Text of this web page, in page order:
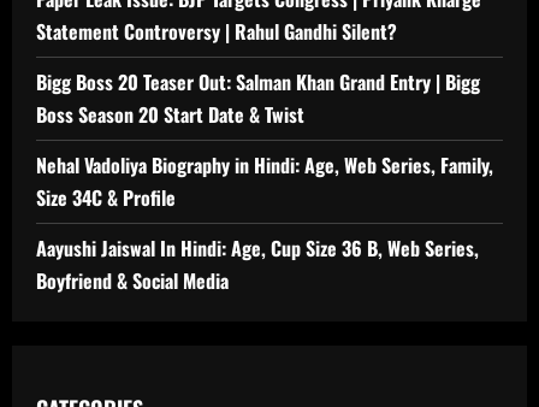
Statement Controversy | Rahul Gandhi Silent?
Bigg Boss 20 Teaser Out: Salman Khan Grand Entry | Bigg
Boss Season 20 Start Date & Twist
Nehal Vadoliya Biography in Hindi: Age, Web Series, Family,
Size 34C & Profile
Aayushi Jaiswal In Hindi: Age, Cup Size 36 B, Web Series,
Boyfriend & Social Media